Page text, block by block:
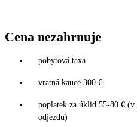
Cena nezahrnuje
pobytová taxa
vratná kauce 300 €
poplatek za úklid 55-80 € (v
odjezdu)